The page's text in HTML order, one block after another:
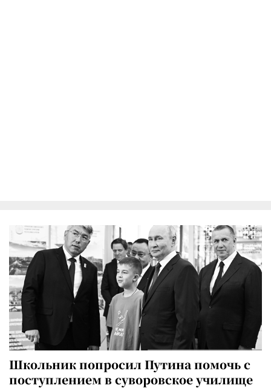
Школьник попросил Путина помочь с
поступлением в суворовское училище